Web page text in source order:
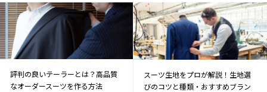
評判の良いテーラーとは？高品質
なオーダースーツを作る方法
スーツ生地をプロが解説！生地選
びのコツと種類・おすすめブラン